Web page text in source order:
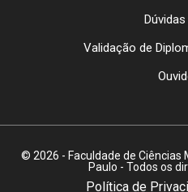
Validação de
© 2026 - Faculdade de Ciências
Paulo - Todos os
Política de